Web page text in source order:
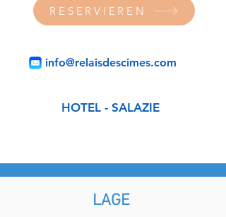
RESERVIEREN
info@relaisdescimes.com
HOTEL - SALAZIE
LAGE